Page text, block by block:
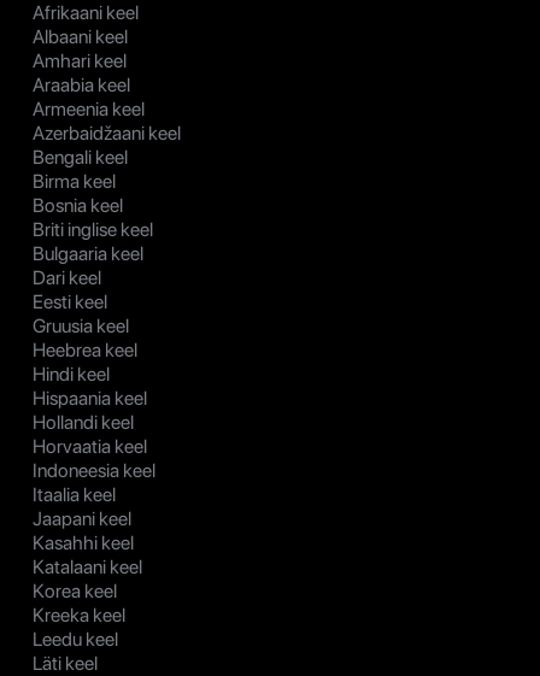
Afrikaani keel
Albaani keel
Amhari keel
Araabia keel
Armeenia keel
Azerbaidžaani keel
Bengali keel
Birma keel
Bosnia keel
Briti inglise keel
Bulgaaria keel
Dari keel
Eesti keel
Gruusia keel
Heebrea keel
Hindi keel
Hispaania keel
Hollandi keel
Horvaatia keel
Indoneesia keel
Itaalia keel
Jaapani keel
Kasahhi keel
Katalaani keel
Korea keel
Kreeka keel
Leedu keel
Läti keel